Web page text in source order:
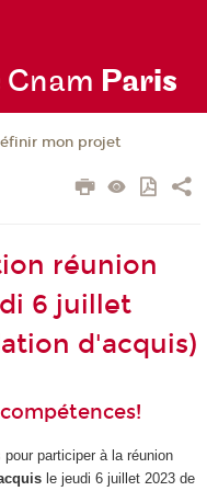
Cnam Paris
mon projet
réunion
6 juillet
d'acquis)
participer à la réunion
le jeudi 6 juillet 2023 de